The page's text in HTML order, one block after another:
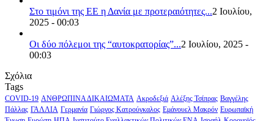
Στο τιμόνι της ΕΕ η Δανία με προτεραιότητες...2 Ιουλίου,
2025 - 00:03
Οι δύο πόλεμοι της “αυτοκρατορίας”...2 Ιουλίου, 2025 -
00:03
Σχόλια
Tags
COVID-19 ΑΝΘΡΩΠΙΝΑ ΔΙΚΑΙΩΜΑΤΑ Ακροδεξιά Αλέξης Τσίπρας Βαγγέλης
Πάλλας ΓΑΛΛΙΑ Γερμανία Γιώργος Κατρούγκαλος Εμάνουελ Μακρόν Ευρωπαϊκή